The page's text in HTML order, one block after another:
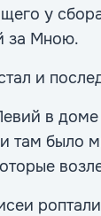
у
за Мною.
и
в
там было